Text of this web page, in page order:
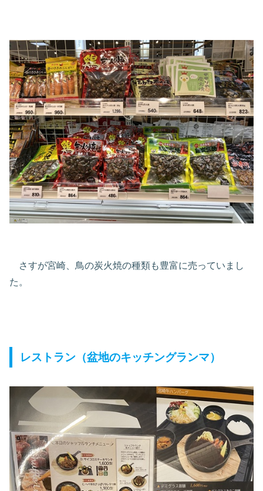
さすが宮崎、鳥の炭火焼の種類も豊富に売っていまし
た。
レストラン（盆地のキッチングランマ）